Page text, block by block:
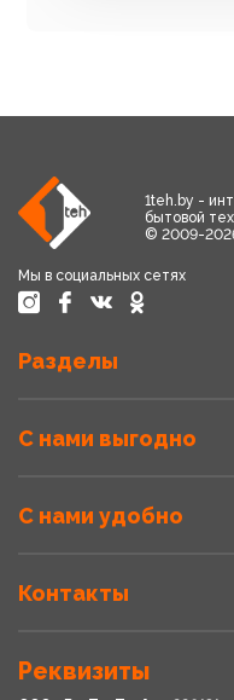
1teh.by -
бытовой
© 2009-
Мы в социальных сетях
Разделы
С нами выгодно
С нами удобно
Контакты
Реквизиты